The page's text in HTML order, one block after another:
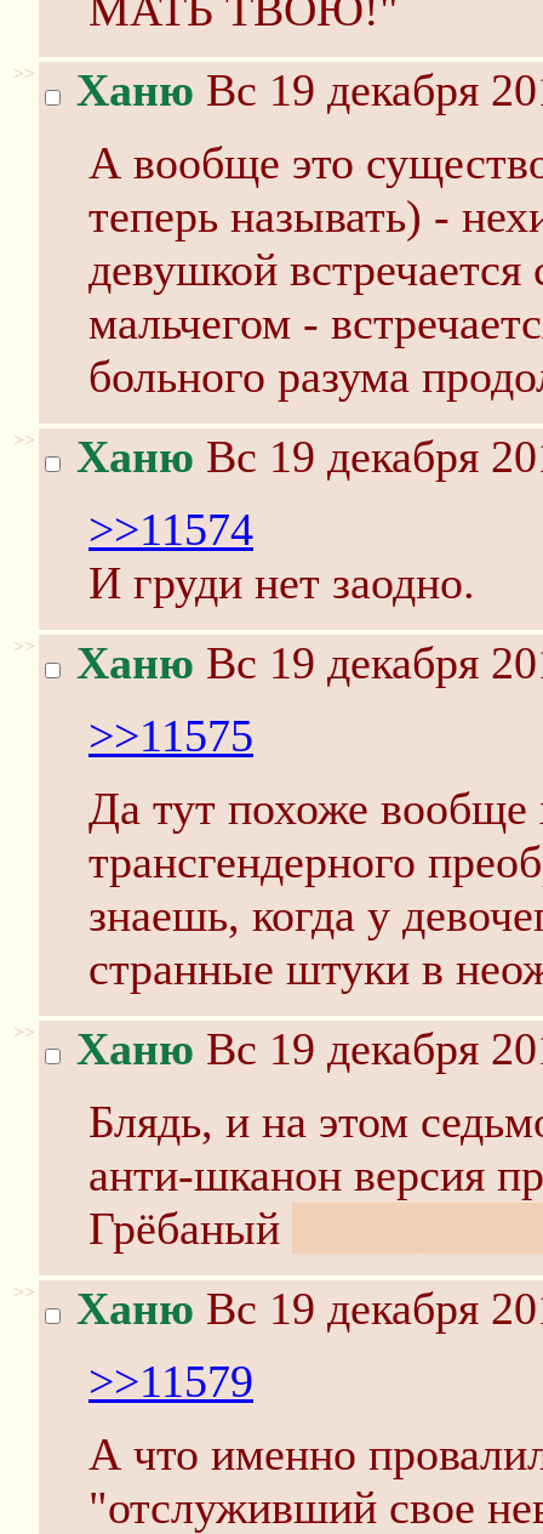
>> Ханю Вс 19 декабря
А вообще это
теперь называть) -
девушкой
мальчегом -
больного разума
>> Ханю Вс 19 декабря
>>11574
И груди нет заодно.
>> Ханю Вс 19 декабря
>>11575
Да тут похоже вообще
трансгендерного
знаешь, когда у
странные штуки в
>> Ханю Вс 19 декабря
Блядь, и на этом
анти-шканон версия
Грёбаный
>> Ханю Вс 19 декабря
>>11579
А что именно
"отслуживший свое